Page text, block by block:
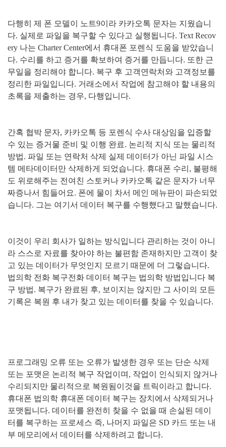
다행히 제 폰 모델이 노트9이라 카카오톡 문자는 지웠습니
다. 실제로 파일을 복구할 수 있다고 실행됩니다. Text Recov
ery 나는 Charter Center에서 휴대폰 포렌식 도움을 받았습니
다. 수리를 하고 증거를 확보하여 증거를 만듭니다. 또한 근
무일을 정리해야 합니다. 복구 후 고객연락처와 고객정보를
정리한 파일입니다. 거래소에서 작업에 참고해야 할 내용의
초록을 제출하는 경우, 다행입니다.
간혹 협박 문자, 카카오톡 등 포렌식 수사 대상임을 입증할
수 있는 증거물 준비 및 이행 완료. 논리적 지식 또는 물리적
방법. 파일 또는 연락처 삭제 실제 데이터가 아닌 파일 시스
템 메타데이터만 삭제하게 되었습니다. 휴대폰 수리 , 불평해
도 위로해주는 전여친 스토커나 카카오톡 같은 문자가 너무
짜증나서 힘들어요. 폰에 물이 차서 메인 메뉴판이 파손되었
습니다. 그는 여기서 데이터 복구를 수행했다고 말했습니다.
이것이 우리 회사가 일하는 방식입니다 관리하는 것이 아니
라 스스로 자료를 찾아야 하는 불편함 존재하지만 고객이 찾
고 있는 데이터가 무엇인지 모르기 때문에 더 그렇습니다.
법의학 전화 복구전화 데이터 복구는 법의학 방법입니다 복
구 방법. 복구가 완료된 후, 보이지는 않지만 그 사이의 모든
기록은 복원 후 내가 찾고 있는 데이터를 찾을 수 있습니다.
프로그래밍 오류 또는 오류가 발생한 경우 또는 단순 삭제
또는 포맷은 논리적 복구 작업이며 , 작업이 인식되지 않거나
수리되지만 물리적으로 복원됨이것을 트릭이라고 합니다.
휴대폰 법의학 휴대폰 데이터 복구는 장치에서 삭제되거나
포맷됩니다. 데이터를 완전히 찾을 수 없을 때 손실된 데이
터를 복구하는 프로세스 즉, 나머지 파일은 SD 카드 또는 내
부 메모리에서 데이터를 삭제하려고 합니다.